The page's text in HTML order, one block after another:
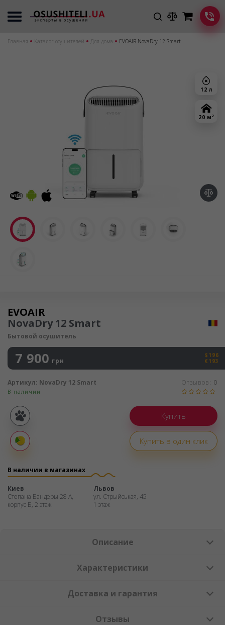
Главная Каталог осушителей Для дома EVOAIR NovaDry 12 Smart
12 л
20 м 2
Осушитель воздуха
EVOAIR
NovaDry 12 Smart
Бытовой осушитель
7 900 грн
$196
€193
В наличии
Отзывов: 0
Артикул: NovaDry 12 Smart
Купить в один клик
Покупка
частями
В наличии в магазинах
Киев
Степана Бандеры 28 А,
корпус Б, 2 этаж
Львов
ул. Стрыйськая, 45
1 этаж
Описание
Характеристики
Доставка и гарантия
Отзывы